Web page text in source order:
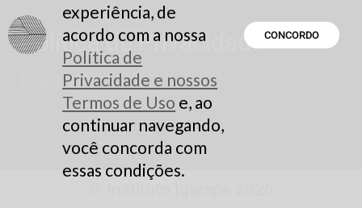
Política de Privacidade
Leia aqui
experiência, de
acordo com a nossa
Política de
Privacidade e nossos
Termos de Uso e, ao
continuar navegando,
você concorda com
essas condições.
CONCORDO